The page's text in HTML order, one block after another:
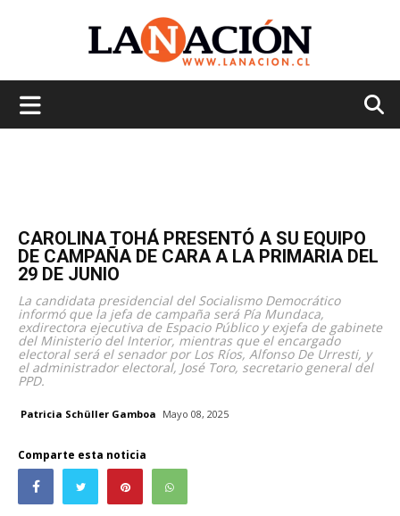
CAROLINA TOHÁ PRESENTÓ A SU EQUIPO
DE CAMPAÑA DE CARA A LA PRIMARIA DEL
29 DE JUNIO
La candidata presidencial del Socialismo Democrático
informó que la jefa de campaña será Pía Mundaca,
exdirectora ejecutiva de Espacio Público y exjefa de gabinete
del Ministerio del Interior, mientras que el encargado
electoral será el senador por Los Ríos, Alfonso De Urresti, y
el administrador electoral, José Toro, secretario general del
PPD.
Patricia Schüller Gamboa Mayo 08, 2025
Comparte esta noticia